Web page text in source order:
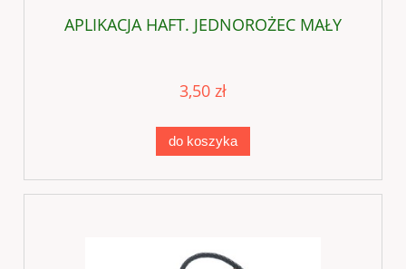
APLIKACJA HAFT. JEDNOROŻEC MAŁY
3,50 zł
do koszyka